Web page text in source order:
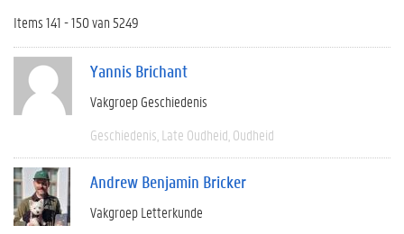
Items 141 - 150 van 5249
Yannis Brichant
Vakgroep Geschiedenis
Geschiedenis Late Oudheid Oudheid
Andrew Benjamin Bricker
Vakgroep Letterkunde